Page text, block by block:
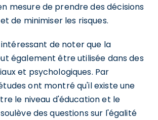
mesure de prendre des décisions
de minimiser les risques.
intéressant de noter que la
également être utilisée dans des
et psychologiques. Par
ont montré qu'il existe une
le niveau d'éducation et le
des questions sur l'égalité